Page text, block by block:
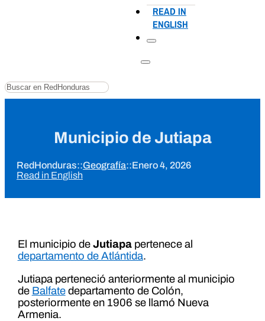
READ IN
ENGLISH
Buscar
Municipio de Jutiapa
RedHonduras::Geografía::Enero 4, 2026
Read in English
El municipio de Jutiapapertenece al
departamento de Atlántida.
Jutiapa perteneció anteriormente al municipio
de Balfatedepartamento de Colón,
posteriormente en 1906 se llamó Nueva
Armenia.